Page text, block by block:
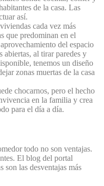
de la casa. Las
así.
cada vez más
que predominan en el
del espacio
abiertas, al tirar paredes y
tenemos un diseño
zonas muertas de la casa
chocarnos, pero el hecho
en la familia y crea
para el día a día.
todo no son ventajas.
El blog del portal
son las desventajas más